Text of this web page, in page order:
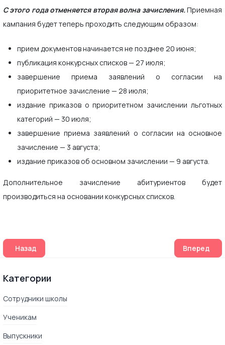
С этого года отменяется вторая волна зачисления.Приемная
кампания будет теперь проходить следующим образом:
прием документов начинается не позднее 20 июня;
публикация конкурсных списков — 27 июля;
завершение приема заявлений о согласии на
приоритетное зачисление — 28 июля;
издание приказов о приоритетном зачислении льготных
категорий — 30 июля;
завершение приема заявлений о согласии на основное
зачисление — 3 августа;
издание приказов об основном зачислении — 9 августа.
Дополнительное зачисление абитуриентов будет
производиться на основании конкурсных списков.
Предыдущий: Правила приема в вузы в 2023 году
Назад Вперед
Категории
Сотрудники школы
Ученикам
Выпускники